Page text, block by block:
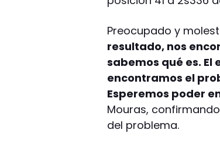
Preocupado y
resultado, nos
sabemos qué es.
encontramos el
Esperemos poder
Mouras,
del problema.